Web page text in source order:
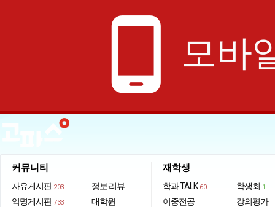
phone_android 모바
커뮤니티
자유게시판 203
익명게시판 733
정보·리뷰
대학원
재학생
학과 TALK 60
이중전공
학생회 1
강의평가